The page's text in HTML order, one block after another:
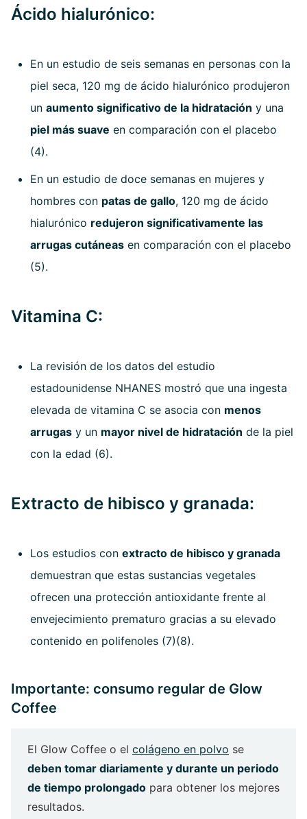
Ácido hialurónico:
En un estudio de seis semanas en personas con la
piel seca, 120 mg de ácido hialurónico produjeron
un aumento significativo de la hidratación y una
piel más suave en comparación con el placebo
(4).
En un estudio de doce semanas en mujeres y
hombres con patas de gallo, 120 mg de ácido
hialurónico redujeron significativamente las
arrugas cutáneas en comparación con el placebo
(5).
Vitamina C:
La revisión de los datos del estudio
estadounidense NHANES mostró que una ingesta
elevada de vitamina C se asocia con menos
arrugas y un mayor nivel de hidratación de la piel
con la edad (6).
Extracto de hibisco y granada:
Los estudios con extracto de hibisco y granada
demuestran que estas sustancias vegetales
ofrecen una protección antioxidante frente al
envejecimiento prematuro gracias a su elevado
contenido en polifenoles (7)(8).
Importante: consumo regular de Glow
Coffee
El Glow Coffee o el colágeno en polvo se
deben tomar diariamente y durante un periodo
de tiempo prolongado para obtener los mejores
resultados.